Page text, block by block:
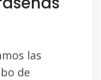
las
de